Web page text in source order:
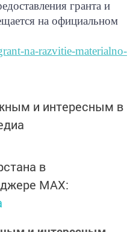
гранта и
на официальном
na-razvitie-materialno-
и интересным в
в
MАХ: